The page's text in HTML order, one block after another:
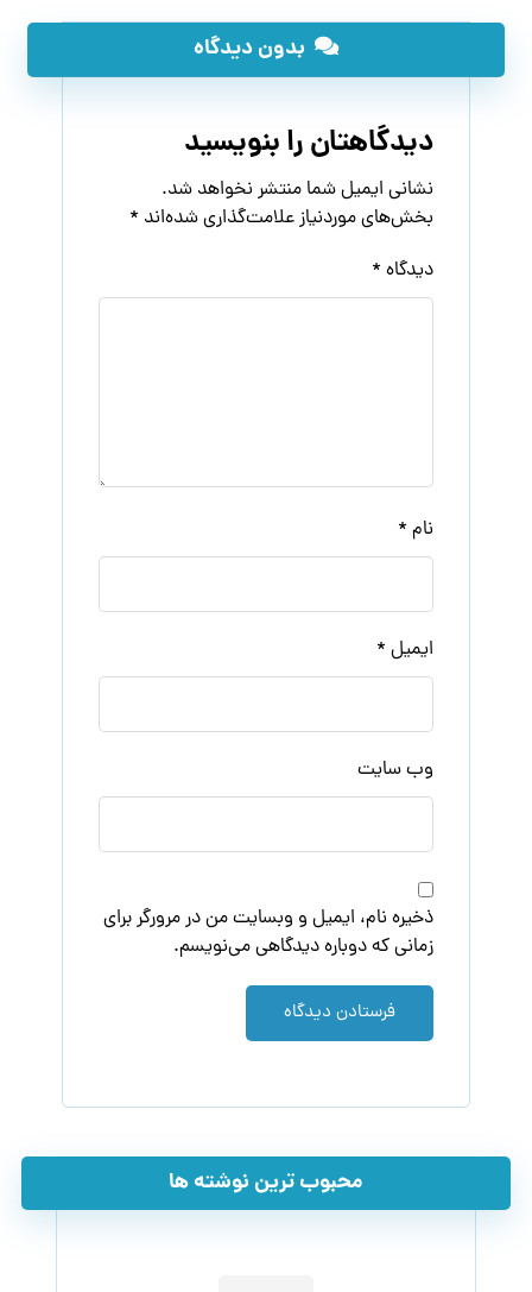
بدون دیدگاه
دیدگاهتان را بنویسید
نشانی ایمیل شما منتشر نخواهد شد.
بخش‌های موردنیاز علامت‌گذاری شده‌اند *
دیدگاه *
نام *
ایمیل *
وب‌ سایت
ذخیره نام، ایمیل و وبسایت من در مرورگر برای
زمانی که دوباره دیدگاهی می‌نویسم.
فرستادن دیدگاه
محبوب ترین نوشته ها